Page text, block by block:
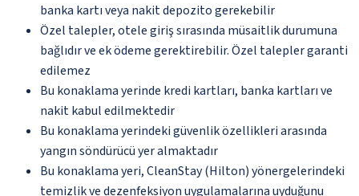
banka kartı veya nakit depozito gerekebilir
Özel talepler, otele giriş sırasında müsaitlik durumuna
bağlıdır ve ek ödeme gerektirebilir. Özel talepler garanti
edilemez
Bu konaklama yerinde kredi kartları, banka kartları ve
nakit kabul edilmektedir
Bu konaklama yerindeki güvenlik özellikleri arasında
yangın söndürücü yer almaktadır
Bu konaklama yeri, CleanStay (Hilton) yönergelerindeki
temizlik ve dezenfeksiyon uygulamalarına uyduğunu